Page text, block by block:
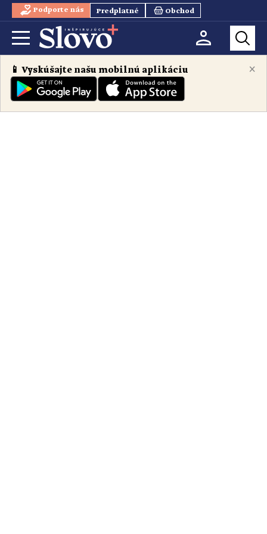
Podporte nás Predplatné Obchod
×
📱 Vyskúšajte našu mobilnú aplikáciu